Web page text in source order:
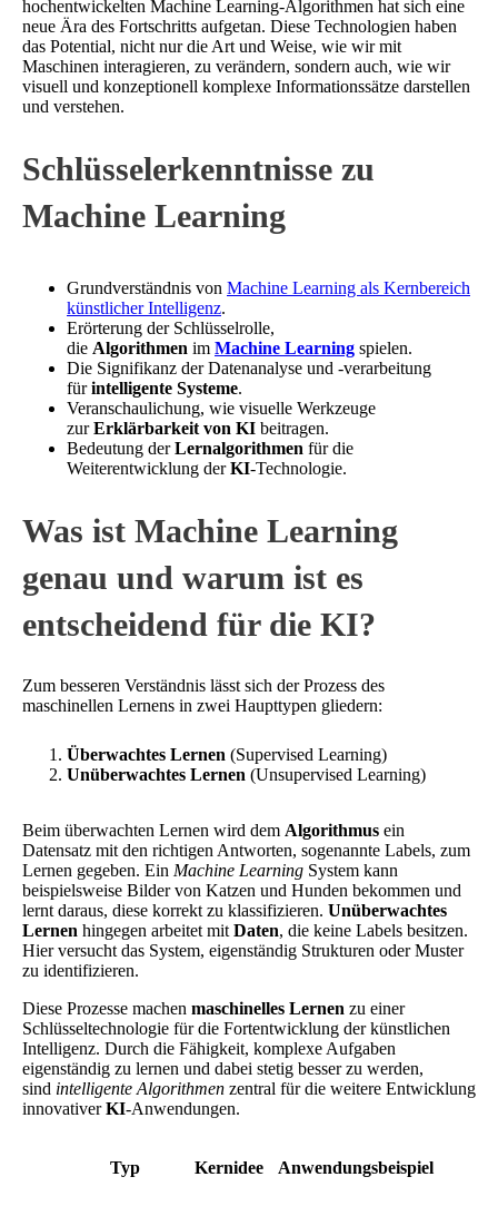
hochentwickelten Machine Learning-Algorithmen hat sich eine
neue Ära des Fortschritts aufgetan. Diese Technologien haben
das Potential, nicht nur die Art und Weise, wie wir mit
Maschinen interagieren, zu verändern, sondern auch, wie wir
visuell und konzeptionell komplexe Informationssätze darstellen
und verstehen.
Schlüsselerkenntnisse zu
Machine Learning
Grundverständnis von Machine Learning als Kernbereich
künstlicher Intelligenz.
Erörterung der Schlüsselrolle,
die Algorithmen im Machine Learning spielen.
Die Signifikanz der Datenanalyse und -verarbeitung
fürintelligente Systeme.
Veranschaulichung, wie visuelle Werkzeuge
zurErklärbarkeit von KI beitragen.
Bedeutung derLernalgorithmen für die
Weiterentwicklung derKI-Technologie.
Was ist Machine Learning
genau und warum ist es
entscheidend für die KI?
Zum besseren Verständnis lässt sich der Prozess des
maschinellen Lernens in zwei Haupttypen gliedern:
Überwachtes Lernen (Supervised Learning)
Unüberwachtes Lernen (Unsupervised Learning)
Beim überwachten Lernen wird dem Algorithmus ein
Datensatz mit den richtigen Antworten, sogenannte Labels, zum
Lernen gegeben. Ein Machine Learning System kann
beispielsweise Bilder von Katzen und Hunden bekommen und
lernt daraus, diese korrekt zu klassifizieren. Unüberwachtes
Lernen hingegen arbeitet mit Daten, die keine Labels besitzen.
Hier versucht das System, eigenständig Strukturen oder Muster
zu identifizieren.
Diese Prozesse machen maschinelles Lernen zu einer
Schlüsseltechnologie für die Fortentwicklung der künstlichen
Intelligenz. Durch die Fähigkeit, komplexe Aufgaben
eigenständig zu lernen und dabei stetig besser zu werden,
sind intelligente Algorithmen zentral für die weitere Entwicklung
innovativerKI-Anwendungen.
Typ Kernidee Anwendungsbeispiel